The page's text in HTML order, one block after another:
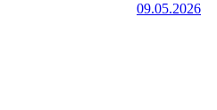
09.05.2026